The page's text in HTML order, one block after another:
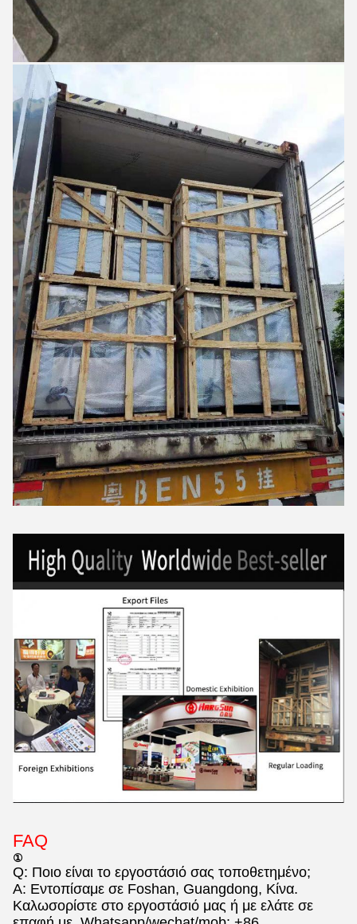
FAQ
①
Q: Ποιο είναι το εργοστάσιό σας τοποθετημένο;
Α: Εντοπίσαμε σε Foshan, Guangdong, Κίνα.
Καλωσορίστε στο εργοστάσιό μας ή με ελάτε σε